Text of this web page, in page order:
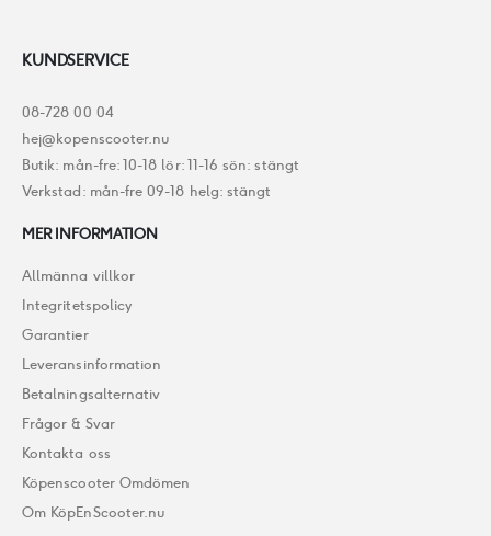
KUNDSERVICE
08-728 00 04
hej@kopenscooter.nu
Butik: mån-fre: 10-18 lör: 11-16 sön: stängt
Verkstad: mån-fre 09-18 helg: stängt
MER INFORMATION
Allmänna villkor
Integritetspolicy
Garantier
Leveransinformation
Betalningsalternativ
Frågor & Svar
Kontakta oss
Köpenscooter Omdömen
Om KöpEnScooter.nu